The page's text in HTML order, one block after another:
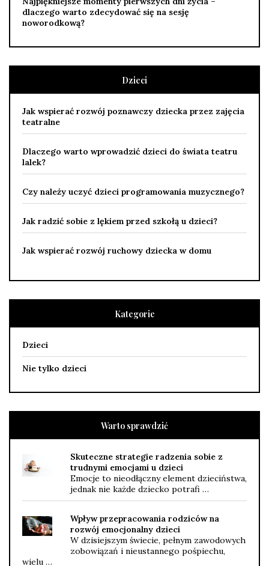
dlaczego warto zdecydować się na sesję
noworodkową?
Dzieci
Jak wspierać rozwój poznawczy dziecka przez zajęcia
teatralne
Dlaczego warto wprowadzić dzieci do świata teatru
lalek?
Czy należy uczyć dzieci programowania muzycznego?
Jak radzić sobie z lękiem przed szkołą u dzieci?
Jak wspierać rozwój ruchowy dziecka w domu
Kategorie
Dzieci
Nie tylko dzieci
Warto sprawdzić
Skuteczne strategie radzenia sobie z
trudnymi emocjami u dzieci
Emocje to nieodłączny element dzieciństwa,
jednak nie każde dziecko potrafi …
Wpływ przepracowania rodziców na
rozwój emocjonalny dzieci
W dzisiejszym świecie, pełnym zawodowych
zobowiązań i nieustannego pośpiechu,
wielu …